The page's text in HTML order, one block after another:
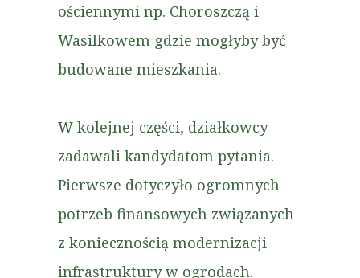
ościennymi np. Choroszczą i
Wasilkowem gdzie mogłyby być
budowane mieszkania.
W kolejnej części, działkowcy
zadawali kandydatom pytania.
Pierwsze dotyczyło ogromnych
potrzeb finansowych związanych
z koniecznością modernizacji
infrastruktury w ogrodach.